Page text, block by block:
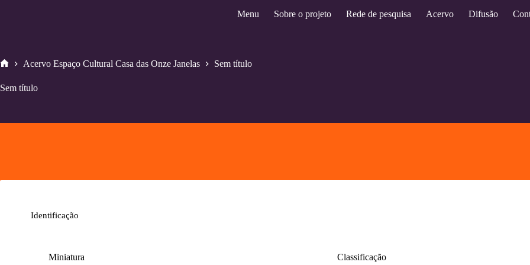
Menu Sobre o projeto Rede de pesquisa Acervo Difusão
Acervo Espaço Cultural Casa das Onze Janelas Sem título
Sem título
Identificação
Miniatura Classificação